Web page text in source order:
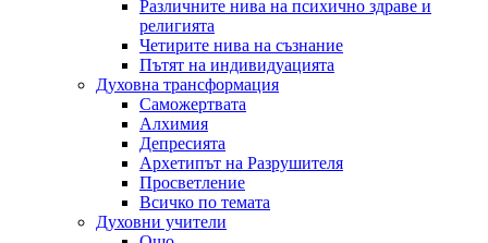
Различните нива на психично здраве и
религията
Четирите нива на съзнание
Пътят на индивидуацията
Духовна трансформация
Саможертвата
Алхимия
Депресията
Архетипът на Разрушителя
Просветление
Всичко по темата
Духовни учители